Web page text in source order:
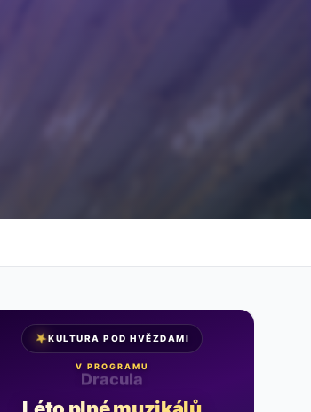
★KULTURA POD HVĚZDAMI
V PROGRAMU
Noc na Karlštejně